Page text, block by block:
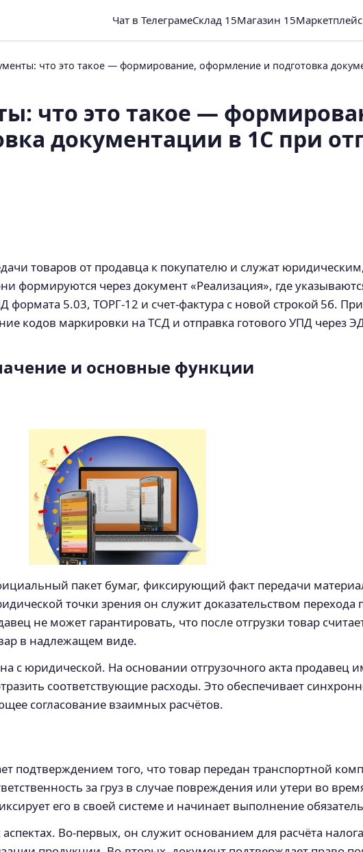
Чат в ТелеграмеСклад 15Магазин 15
что это такое — формирование, оформление и подготовка
что это такое —
документации в 1С при
товаров от продавца к покупателю и служат
формируются через документ «Реализация», где
5.03, ТОРГ‑12 и счет‑фактура с новой строкой 5б. При
кодов маркировки на ТСД и отправка готового УПД через
и основные функции
пакет бумаг, фиксирующий факт передачи
точки зрения он служит доказательством перехода
не может гарантировать, что после отгрузки товар
в надлежащем виде.
с юридической. На основании отгрузочного акта продавец
соответствующие расходы. Это обеспечивает
согласование взаимных расчётов.
подтверждением того, что товар передан транспортной
за груз в случае повреждения или утери во
его в своей системе и начинает выполнение
Во-первых, он служит основанием для расчёта